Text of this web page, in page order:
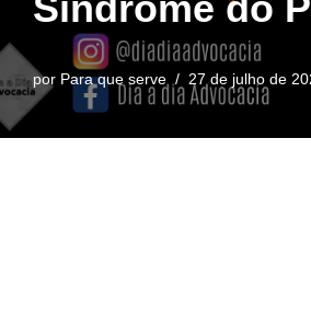
por Para que serve 27 de julho de